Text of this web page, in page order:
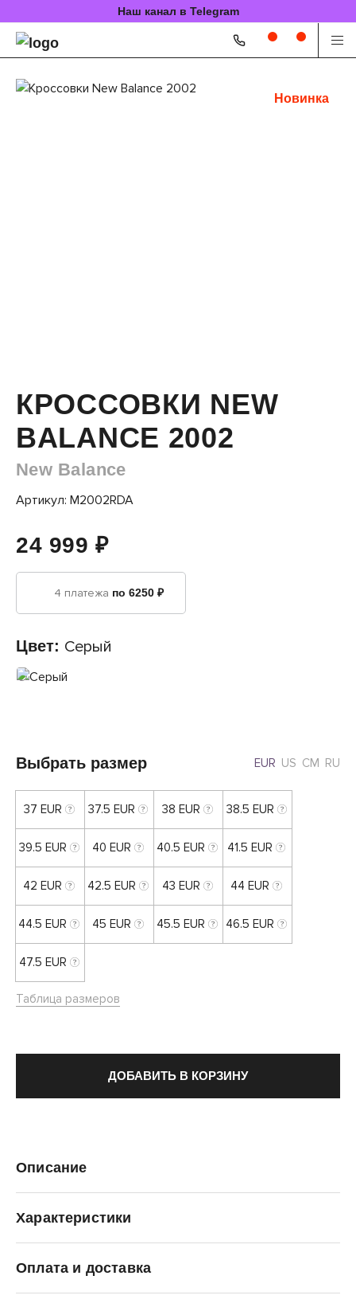
Наш канал в Telegram
Новинка
КРОССОВКИ NEW
BALANCE 2002
New Balance
Артикул: M2002RDA
24 999 ₽
4 платежа по 6250 ₽
Цвет: Серый
Выбрать размер EUR US CM RU
37 EUR 37.5 EUR 38 EUR 38.5 EUR
39.5 EUR 40 EUR 40.5 EUR 41.5 EUR
42 EUR 42.5 EUR 43 EUR 44 EUR
44.5 EUR 45 EUR 45.5 EUR 46.5 EUR
47.5 EUR
Таблица размеров
ДОБАВИТЬ В КОРЗИНУ
Описание
Характеристики
Оплата и доставка